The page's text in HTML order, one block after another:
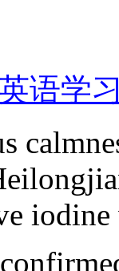
语学
iodine